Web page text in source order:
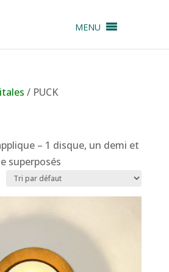
MENU
/ PUCK
– 1 disque, un demi et
superposés